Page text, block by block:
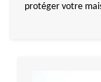
protéger votre